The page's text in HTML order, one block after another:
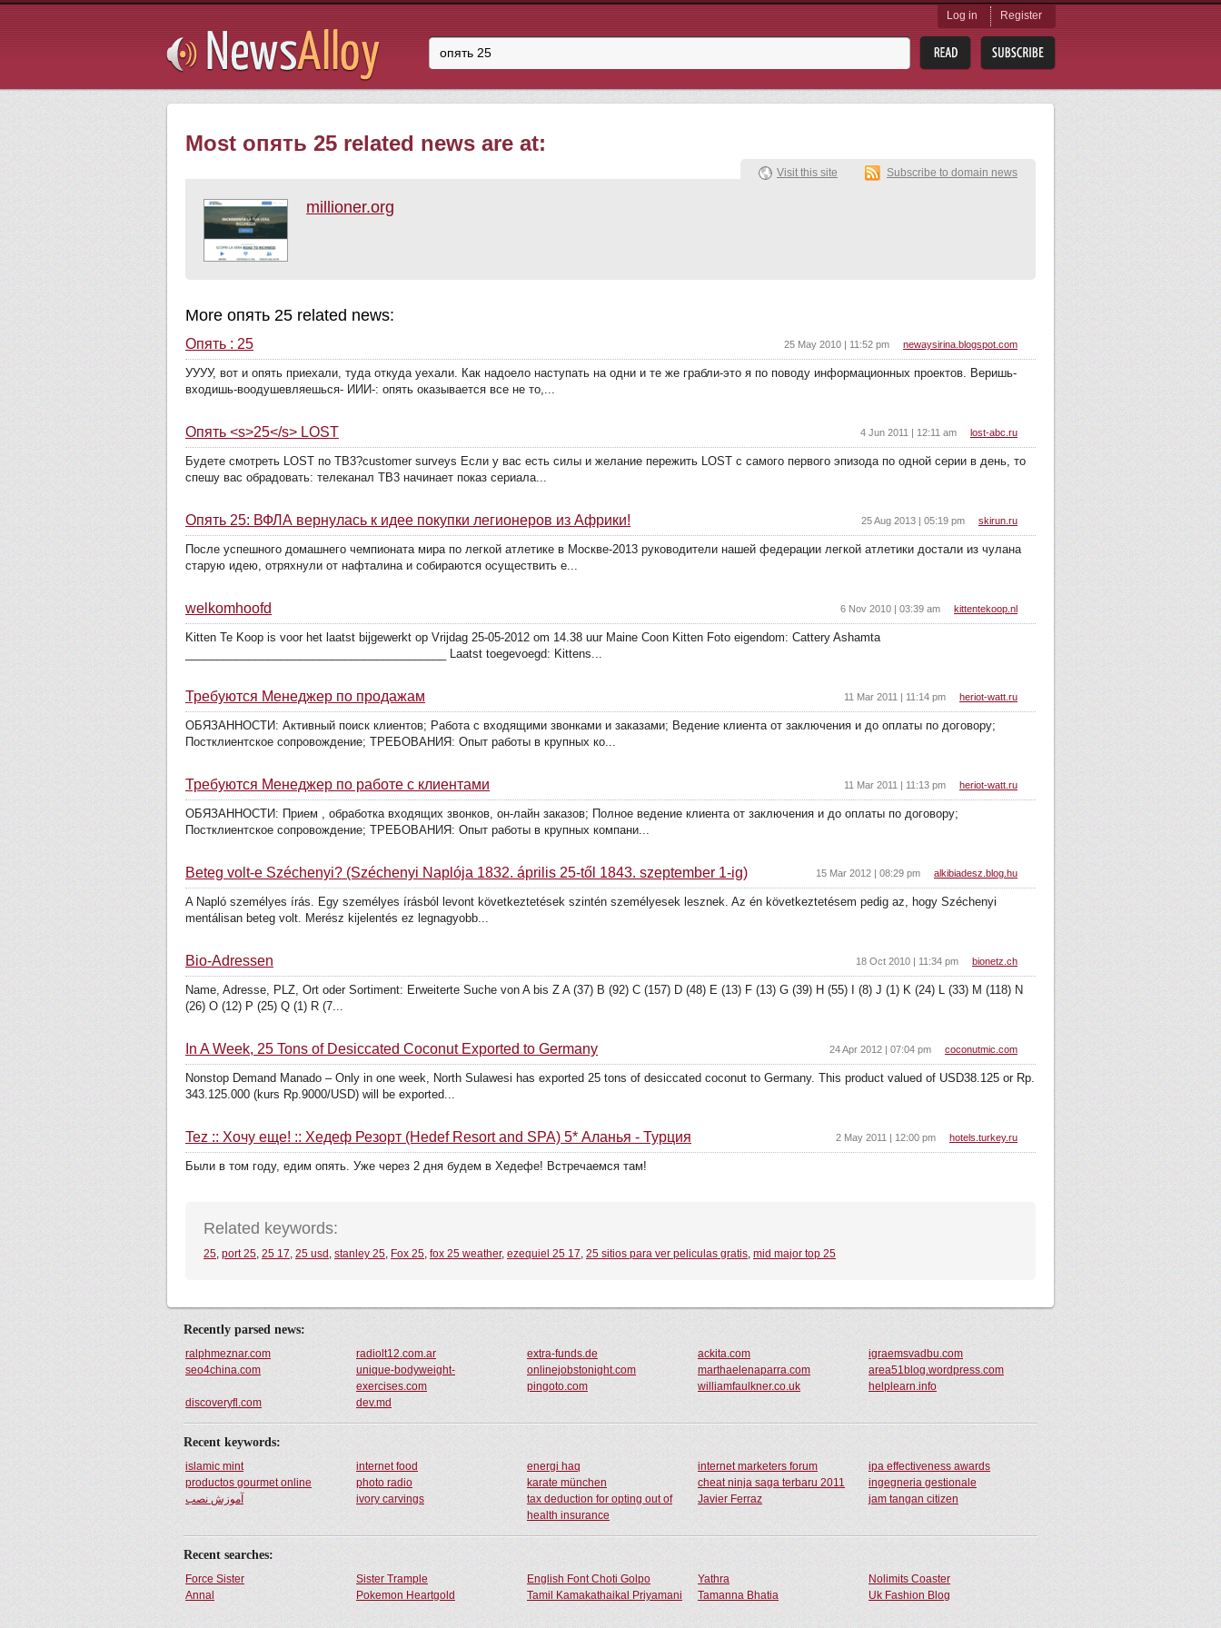
Log in Register
Most опять 25 related news are at:
millioner.org
Visit this site Subscribe to domain news
More опять 25 related news:
Опять : 25 newaysirina.blogspot.com
25 May 2010 | 11:52 pm
УУУУ, вот и опять приехали, туда откуда уехали. Как надоело наступать на одни и те же грабли-это я по поводу информационных проектов. Веришь-
входишь-воодушевляешься- ИИИ-: опять оказывается все не то,...
Опять <s>25</s> LOST lost-abc.ru
4 Jun 2011 | 12:11 am
Будете смотреть LOST по ТВ3?customer surveys Если у вас есть силы и желание пережить LOST с самого первого эпизода по одной серии в день, то
спешу вас обрадовать: телеканал ТВ3 начинает показ сериала...
Опять 25: ВФЛА вернулась к идее покупки легионеров из Африки! skirun.ru
25 Aug 2013 | 05:19 pm
После успешного домашнего чемпионата мира по легкой атлетике в Москве-2013 руководители нашей федерации легкой атлетики достали из чулана
старую идею, отряхнули от нафталина и собираются осуществить е...
welkomhoofd kittentekoop.nl
6 Nov 2010 | 03:39 am
Kitten Te Koop is voor het laatst bijgewerkt op Vrijdag 25-05-2012 om 14.38 uur Maine Coon Kitten Foto eigendom: Cattery Ashamta
_________________________________________ Laatst toegevoegd: Kittens...
Требуются Менеджер по продажам heriot-watt.ru
11 Mar 2011 | 11:14 pm
ОБЯЗАННОСТИ: Активный поиск клиентов; Работа с входящими звонками и заказами; Ведение клиента от заключения и до оплаты по договору;
Постклиентское сопровождение; ТРЕБОВАНИЯ: Опыт работы в крупных ко...
Требуются Менеджер по работе с клиентами heriot-watt.ru
11 Mar 2011 | 11:13 pm
ОБЯЗАННОСТИ: Прием , обработка входящих звонков, он-лайн заказов; Полное ведение клиента от заключения и до оплаты по договору;
Постклиентское сопровождение; ТРЕБОВАНИЯ: Опыт работы в крупных компани...
Beteg volt-e Széchenyi? (Széchenyi Naplója 1832. április 25-től 1843. szeptember 1-ig) alkibiadesz.blog.hu
15 Mar 2012 | 08:29 pm
A Napló személyes írás. Egy személyes írásból levont következtetések szintén személyesek lesznek. Az én következtetésem pedig az, hogy Széchenyi
mentálisan beteg volt. Merész kijelentés ez legnagyobb...
Bio-Adressen bionetz.ch
18 Oct 2010 | 11:34 pm
Name, Adresse, PLZ, Ort oder Sortiment: Erweiterte Suche von A bis Z A (37) B (92) C (157) D (48) E (13) F (13) G (39) H (55) I (8) J (1) K (24) L (33) M (118) N
(26) O (12) P (25) Q (1) R (7...
In A Week, 25 Tons of Desiccated Coconut Exported to Germany coconutmic.com
24 Apr 2012 | 07:04 pm
Nonstop Demand Manado – Only in one week, North Sulawesi has exported 25 tons of desiccated coconut to Germany. This product valued of USD38.125 or Rp.
343.125.000 (kurs Rp.9000/USD) will be exported...
Tez :: Хочу еще! :: Хедеф Резорт (Hedef Resort and SPA) 5* Аланья - Турция hotels.turkey.ru
2 May 2011 | 12:00 pm
Были в том году, едим опять. Уже через 2 дня будем в Хедефе! Встречаемся там!
Related keywords:
25, port 25, 25 17, 25 usd , stanley 25, Fox 25, fox 25 weather, ezequiel 25 17, 25 sitios para ver peliculas gratis, mid major top 25
Recently parsed news:
ralphmeznar.com radiolt12.com.ar extra-funds.de ackita.com
igraemsvadbu.com
seo4china.com
unique-bodyweight-
exercises.com
onlinejobstonight.com marthaelenaparra.com
area51blog.wordpress.com
pingoto.com
williamfaulkner.co.uk
helplearn.info
discoveryfl.com
dev.md
Recent keywords:
islamic mint internet food energi haq internet marketers forum
ipa effectiveness awards
productos gourmet online
photo radio karate münchen cheat ninja saga terbaru 2011
ingegneria gestionale
آموزش نصب
ivory carvings
tax deduction for opting out of
health insurance
Javier Ferraz jam tangan citizen
Recent searches:
Force Sister Sister Trample English Font Choti Golpo Yathra
Nolimits Coaster
Annal
Pokemon Heartgold Tamil Kamakathaikal Priyamani Tamanna Bhatia Uk Fashion Blog